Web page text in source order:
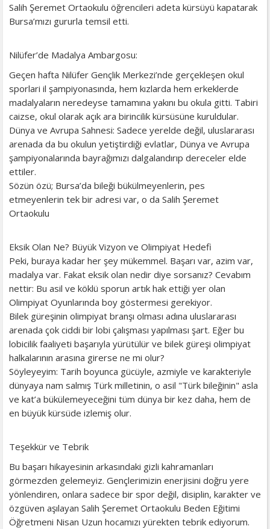
Salih Şeremet Ortaokulu öğrencileri adeta kürsüyü kapatarak
Bursa’mızı gururla temsil etti.
​Nilüfer’de Madalya Ambargosu:
Geçen hafta Nilüfer Gençlik Merkezi’nde gerçekleşen okul
sporlari il şampiyonasında, hem kızlarda hem erkeklerde
madalyaların neredeyse tamamına yakını bu okula gitti. Tabiri
caizse, okul olarak açık ara birincilik kürsüsüne kuruldular.
​Dünya ve Avrupa Sahnesi: Sadece yerelde değil, uluslararası
arenada da bu okulun yetiştirdiği evlatlar, Dünya ve Avrupa
şampiyonalarında bayrağımızı dalgalandırıp dereceler elde
ettiler.
​Sözün özü; Bursa’da bileği bükülmeyenlerin, pes
etmeyenlerin tek bir adresi var, o da Salih Şeremet
Ortaokulu
​Eksik Olan Ne? Büyük Vizyon ve Olimpiyat Hedefi
​Peki, buraya kadar her şey mükemmel. Başarı var, azim var,
madalya var. Fakat eksik olan nedir diye sorsanız? Cevabım
nettir: Bu asil ve köklü sporun artık hak ettiği yer olan
Olimpiyat Oyunlarında boy göstermesi gerekiyor.
​Bilek güreşinin olimpiyat branşı olması adına uluslararası
arenada çok ciddi bir lobi çalışması yapılması şart. Eğer bu
lobicilik faaliyeti başarıyla yürütülür ve bilek güreşi olimpiyat
halkalarının arasına girerse ne mi olur?
​Söyleyeyim: Tarih boyunca gücüyle, azmiyle ve karakteriyle
dünyaya nam salmış Türk milletinin, o asil "Türk bileğinin" asla
ve kat’a bükülemeyeceğini tüm dünya bir kez daha, hem de
en büyük kürsüde izlemiş olur.
​Teşekkür ve Tebrik
​Bu başarı hikayesinin arkasındaki gizli kahramanları
görmezden gelemeyiz. Gençlerimizin enerjisini doğru yere
yönlendiren, onlara sadece bir spor değil, disiplin, karakter ve
özgüven aşılayan Salih Şeremet Ortaokulu Beden Eğitimi
Öğretmeni Nisan Uzun hocamızı yürekten tebrik ediyorum.